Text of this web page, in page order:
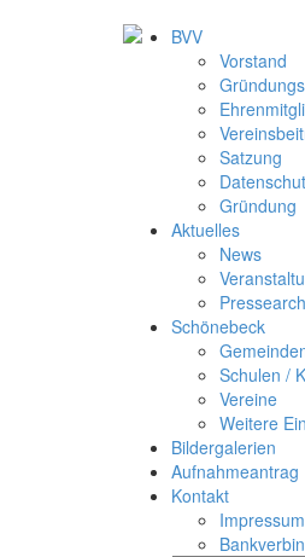
BVV
Vorstand
Satzung
Gründung
Aktuelles
News
Schönebeck
Schulen /
Vereine
Weitere
Bildergalerien
Aufnahmeantrag
Kontakt
Impressum